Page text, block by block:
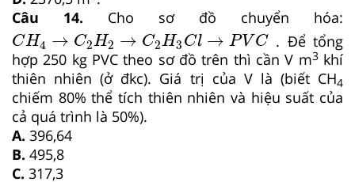
Câu 14. Cho sơ đồ chuyển hóa:
CH4 → C2H2 → C2H3 Cl → PV C
CH4 C2 →C 3C →PV
. Để tổng
hợp 250 kg PVC theo sơ đồ trên thì cần V m3khí
thiên nhiên (ở đkc). Giá trị của V là (biết CH4
chiếm 80% thể tích thiên nhiên và hiệu suất của
cả quá trình là 50%).
A. 396,64
B. 495,8
C. 317,3